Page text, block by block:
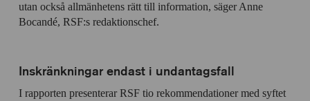
utan också allmänhetens rätt till information, säger Anne
Bocandé, RSF:s redaktionschef.
Inskränkningar endast i undantagsfall
I rapporten presenterar RSF tio rekommendationer med syftet